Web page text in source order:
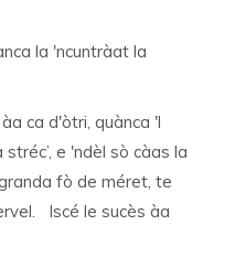
la 'ncuntràat la
ca d'òtri, quànca 'l
e 'ndèl sò càas la
fò de méret, te
Iscé le sucès àa